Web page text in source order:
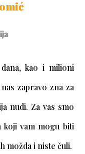
kao i milioni
zapravo zna za
nudi. Za vas smo
koji vam mogu biti
možda i niste čuli.